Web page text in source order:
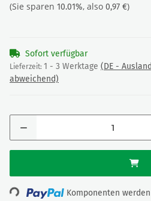
(Sie sparen 10.01%, also 0,97 €)
Sofort verfügbar
Lieferzeit: 1 - 3 Werktage (DE - Ausland
abweichend)
Komponenten